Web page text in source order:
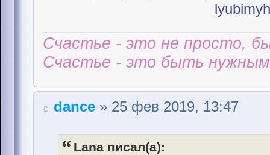
Счастье - это не просто,
Счастье - это быть
dance » 25 фев 2019, 13:47
Lana писал(а):